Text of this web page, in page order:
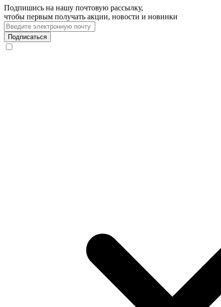
Подпишись на нашу почтовую рассылку,
чтобы первым получать акции, новости и новинки
Подписаться